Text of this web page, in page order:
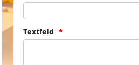
Textfeld